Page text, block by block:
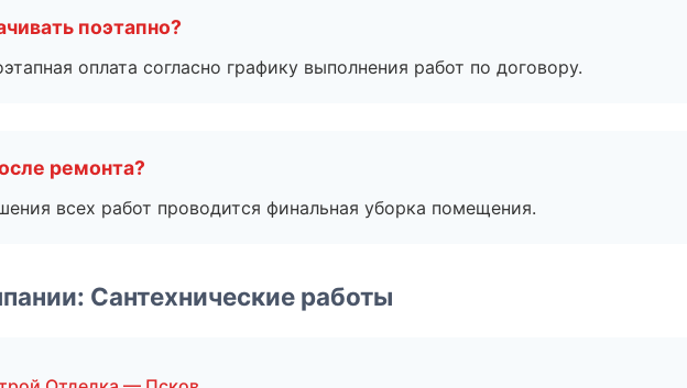
поэтапно?
оплата согласно графику выполнения работ по договору.
ремонта?
всех работ проводится финальная уборка помещения.
Сантехнические работы